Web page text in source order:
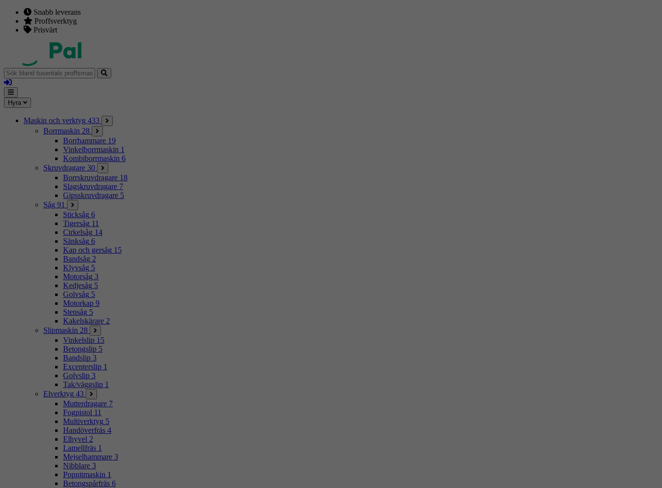
Snabb leverans
Proffsverktyg
Prisvärt
Sök
bland
tusentals
proffsmaskiner
Logga
in
Mina
sidor
Meny
Hyra
Maskin och verktyg 433
Borrmaskin 28
Borrhammare 19
Vinkelborrmaskin 1
Kombiborrmaskin 6
Skruvdragare 30
Borrskruvdragare 18
Slagskruvdragare 7
Gipsskruvdragare 5
Såg 91
Sticksåg 6
Tigersåg 11
Cirkelsåg 14
Sänksåg 6
Kap och gersåg 15
Bandsåg 2
Klyvsåg 5
Motorsåg 3
Kedjesåg 5
Golvsåg 5
Motorkap 9
Stensåg 5
Kakelskärare 2
Slipmaskin 28
Vinkelslip 15
Betongslip 5
Bandslip 3
Excenterslip 1
Golvslip 3
Tak/väggslip 1
Elverktyg 43
Mutterdragare 7
Fogpistol 11
Multiverktyg 5
Handöverfräs 4
Elhyvel 2
Lamellfräs 1
Mejselhammare 3
Nibblare 3
Popnitmaskin 1
Betongspårfräs 6